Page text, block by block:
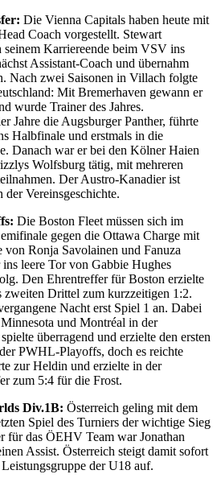
Die Vienna Capitals haben heute mit
Coach vorgestellt. Stewart
seinem Karriereende beim VSV ins
Assistant-Coach und übernahm
Nach zwei Saisonen in Villach folgte
Mit Bremerhaven gewann er
wurde Trainer des Jahres.
Jahre die Augsburger Panther, führte
Halbfinale und erstmals in die
Danach war er bei den Kölner Haien
Wolfsburg tätig, mit mehreren
Der Austro-Kanadier ist
Vereinsgeschichte.
Die Boston Fleet müssen sich im
gegen die Ottawa Charge mit
von Ronja Savolainen und Fanuza
leere Tor von Gabbie Hughes
Den Ehrentreffer für Boston erzielte
zweiten Drittel zum kurzzeitigen 1:2.
Nacht erst Spiel 1 an. Dabei
und Montréal in der
überragend und erzielte den ersten
PWHL-Playoffs, doch es reichte
zur Heldin und erzielte in der
zum 5:4 für die Frost.
Div.1B: Österreich geling mit dem
Spiel des Turniers der wichtige Sieg
für das ÖEHV Team war Jonathan
Assist. Österreich steigt damit sofort
der U18 auf.